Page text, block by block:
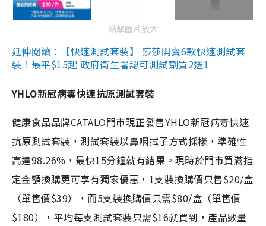
點擊圖片放大
延伸閱讀：【快速測試套裝】 莎莎開賣6款快速測試套
裝！最平$15起 政府衛生署認可測試劑買2送1
YHLO新冠病毒快速抗原測試套裝
健康食品品牌CATALO門市現正發售YHLO新冠病毒快速
抗原測試套裝，測試套裝以鼻咽拭子方式採樣，準確性
高達98.26%，最快15分鐘就有結果。現時於門市買滿指
定金額換購更可享有獨家優惠，1支裝換購價只售$20/盒
（單售價$39），而5支裝換購價只需$80/盒（單售價
$180），平均每支測試套裝只需$16就買到，產品數量